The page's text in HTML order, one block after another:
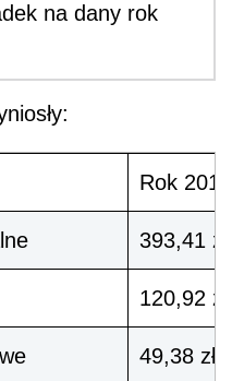
na dany rok
Rok 2011
393,41 zł
120,92 zł
49,38 zł